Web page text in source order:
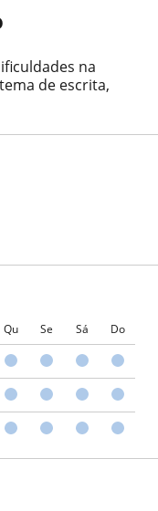
Qu Se Sá Do
na
de escrita,